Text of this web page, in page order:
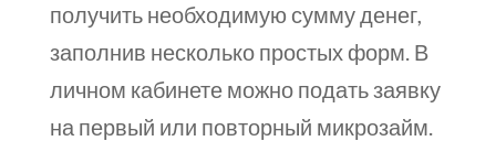
получить необходимую сумму денег,
заполнив несколько простых форм. В
личном кабинете можно подать заявку
на первый или повторный микрозайм.